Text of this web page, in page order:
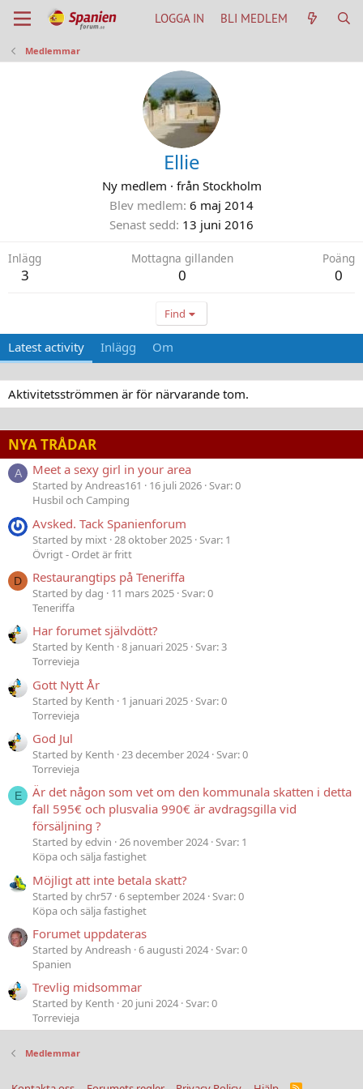
LOGGA IN BLI MEDLEM
Medlemmar
Ellie
Ny medlem · från Stockholm
Blev medlem 6 maj 2014
Senast sedd 13 juni 2016
Inlägg
3
Mottagna gillanden
0
Poäng
0
Find
Latest activity Inlägg Om
Aktivitetsströmmen är för närvarande tom.
NYA TRÅDAR
A Meet a sexy girl in your area
Started by Andreas161 16 juli 2026 Svar: 0
Husbil och Camping
Avsked. Tack Spanienforum
Started by mixt 28 oktober 2025 Svar: 1
Övrigt - Ordet är fritt
D Restaurangtips på Teneriffa
Started by dag 11 mars 2025 Svar: 0
Teneriffa
Har forumet självdött?
Started by Kenth 8 januari 2025 Svar: 3
Torrevieja
Gott Nytt År
Started by Kenth 1 januari 2025 Svar: 0
Torrevieja
God Jul
Started by Kenth 23 december 2024 Svar: 0
Torrevieja
E
Är det någon som vet om den kommunala skatten i detta
fall 595€ och plusvalia 990€ är avdragsgilla vid
försäljning ?
Started by edvin 26 november 2024 Svar: 1
Köpa och sälja fastighet
Möjligt att inte betala skatt?
Started by chr57 6 september 2024 Svar: 0
Köpa och sälja fastighet
Forumet uppdateras
Started by Andreash 6 augusti 2024 Svar: 0
Spanien
Trevlig midsommar
Started by Kenth 20 juni 2024 Svar: 0
Torrevieja
Medlemmar